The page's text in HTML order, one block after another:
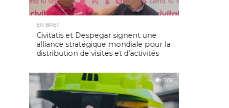
EN BREF
Civitatis et Despegar signent une
alliance stratégique mondiale pour la
distribution de visites et d’activités
1.8K